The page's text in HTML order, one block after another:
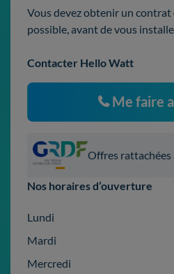
Vous devez obtenir un contrat
possible, avant de vous
Contacter Hello Watt
Me faire
Offres rattachées
Nos horaires d’ouverture
Lundi
Mardi
Mercredi